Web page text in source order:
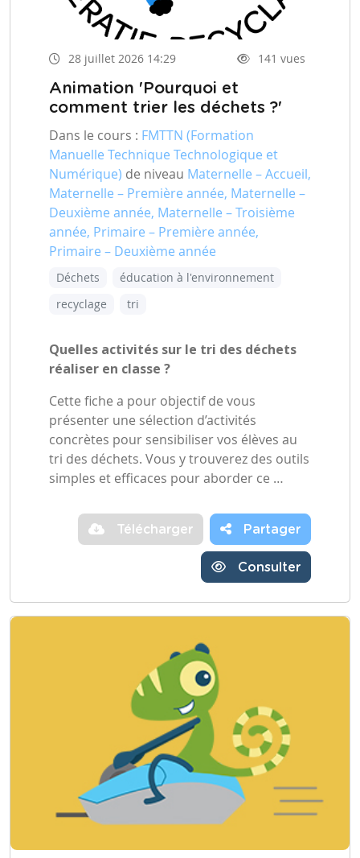
28 juillet 2026 14:29 141 vues
Animation 'Pourquoi et
comment trier les déchets ?'
Dans le cours : FMTTN (Formation
Manuelle Technique Technologique et
Numérique) de niveau Maternelle – Accueil,
Maternelle – Première année, Maternelle –
Deuxième année, Maternelle – Troisième
année, Primaire – Première année,
Primaire – Deuxième année
Déchets
éducation à l'environnement
recyclage
tri
Quelles activités sur le tri des déchets
réaliser en classe ?
Cette fiche a pour objectif de vous
présenter une sélection d’activités
concrètes pour sensibiliser vos élèves au
tri des déchets. Vous y trouverez des outils
simples et efficaces pour aborder ce …
Télécharger Partager
Consulter